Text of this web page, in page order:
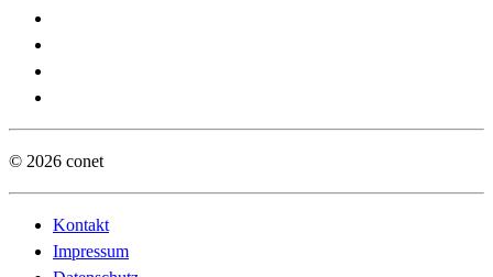
© 2026 conet
Kontakt
Impressum